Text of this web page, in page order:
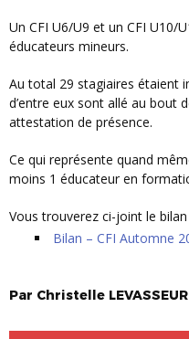
Un CFI U6/U9 et un CFI U10/U13 orienté vers les jeunes
éducateurs mineurs.
Au total 29 stagiaires étaient inscrits sur ces 2 formations. 24
d’entre eux sont allé au bout
attestation de présence.
Ce qui représente quand même 19 clubs qui ont envoyés au
moins 1 éducateur en
Vous trouverez ci-joint le
Bilan – CFI Automne
Par Christelle LEVASSEUR